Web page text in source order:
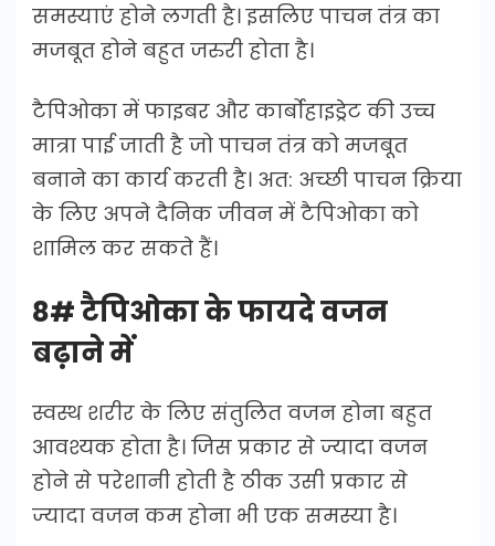
समस्याएं होने लगती है। इसलिए पाचन तंत्र का
मजबूत होने बहुत जरुरी होता है।
टैपिओका में फाइबर और कार्बोहाइड्रेट की उच्च
मात्रा पाई जाती है जो पाचन तंत्र को मजबूत
बनाने का कार्य करती है। अत: अच्छी पाचन क्रिया
के लिए अपने दैनिक जीवन में टैपिओका को
शामिल कर सकते हैं।
8# टैपिओका के फायदे वजन
बढ़ाने में
स्वस्थ शरीर के लिए संतुलित वजन होना बहुत
आवश्यक होता है। जिस प्रकार से ज्यादा वजन
होने से परेशानी होती है ठीक उसी प्रकार से
ज्यादा वजन कम होना भी एक समस्या है।